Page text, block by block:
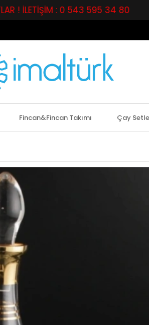
: 0 543 595 34 80
Fincan&Fincan Takımı Çay